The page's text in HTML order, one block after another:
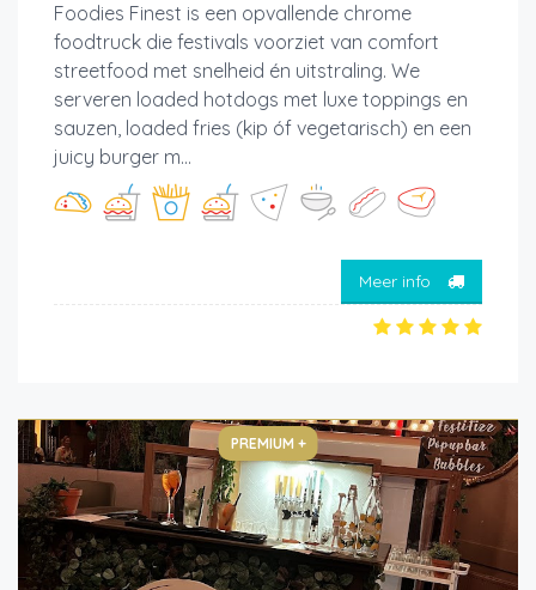
Foodies Finest is een opvallende chrome
foodtruck die festivals voorziet van comfort
streetfood met snelheid én uitstraling. We
serveren loaded hotdogs met luxe toppings en
sauzen, loaded fries (kip óf vegetarisch) en een
juicy burger m...
Meer info
PREMIUM +